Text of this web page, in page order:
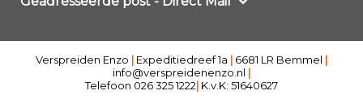
Verspreiden Enzo | Expeditiedreef 1a | 6681 LR Bemmel |
info@verspreidenenzo.nl |
Telefoon 026 325 1222| K.v.K: 51640627